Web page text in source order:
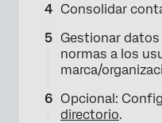
Consolidar
Gestionar
normas a los
marca/
Opcional:
directorio.